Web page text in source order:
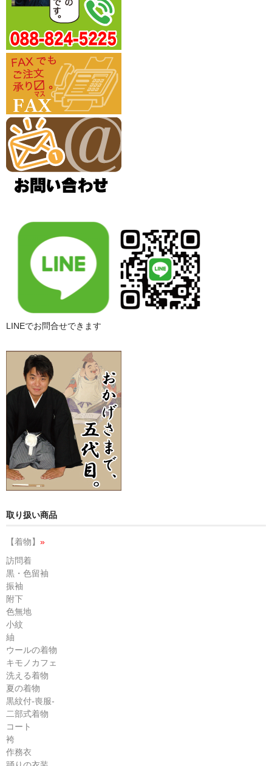
LINEでお問合せできます
取り扱い商品
【着物】 »
訪問着
黒・色留袖
振袖
附下
色無地
小紋
紬
ウールの着物
キモノカフェ
洗える着物
夏の着物
黒紋付-喪服-
二部式着物
コート
袴
作務衣